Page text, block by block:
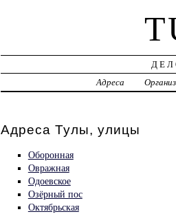
Адреса
Адреса Тулы, улицы
Оборонная
Овражная
Одоевское
Озёрный пос
Октябрьская